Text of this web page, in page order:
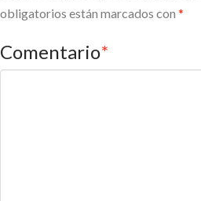
obligatorios están marcados con *
Comentario*